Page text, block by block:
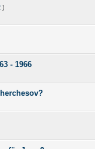
)
- 1966